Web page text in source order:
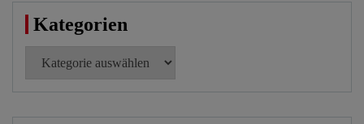
Kategorien